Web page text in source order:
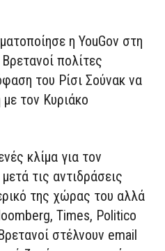
η YouGov στη
Βρετανοί πολίτες
του Ρίσι Σούνακ να
τον Κυριάκο
κλίμα για τον
τις αντιδράσεις
της χώρας του αλλά
Times, Politico
στέλνουν email